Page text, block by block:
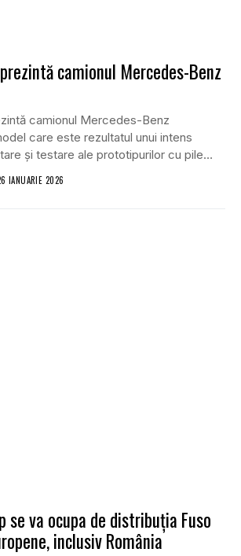
camionul Mercedes-Benz
camionul Mercedes-Benz
care este rezultatul unui intens
și testare ale prototipurilor cu pile
IANUARIE 2026
se va ocupa de distribuția Fuso
inclusiv România